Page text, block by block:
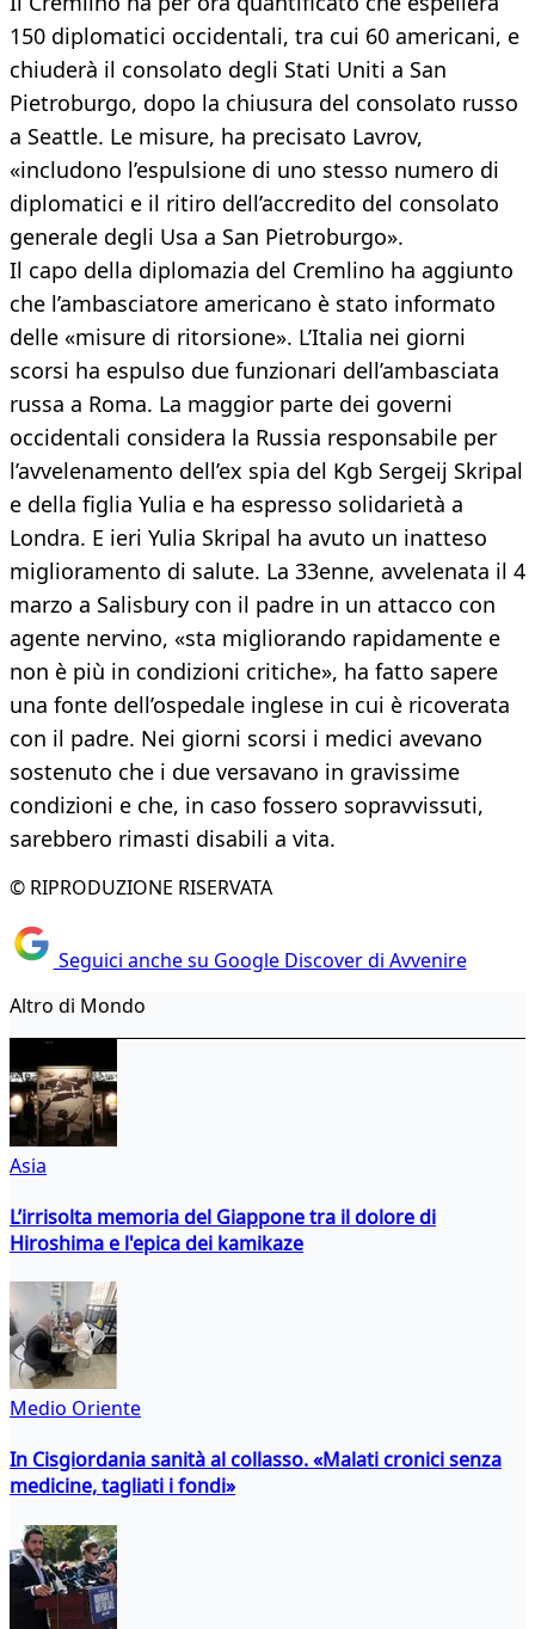
150 diplomatici occidentali, tra cui 60 americani, e
chiuderà il consolato degli Stati Uniti a San
Pietroburgo, dopo la chiusura del consolato russo
a Seattle. Le misure, ha precisato Lavrov,
«includono l’espulsione di uno stesso numero di
diplomatici e il ritiro dell’accredito del consolato
generale degli Usa a San Pietroburgo».
Il capo della diplomazia del Cremlino ha aggiunto
che l’ambasciatore americano è stato informato
delle «misure di ritorsione». L’Italia nei giorni
scorsi ha espulso due funzionari dell’ambasciata
russa a Roma. La maggior parte dei governi
occidentali considera la Russia responsabile per
l’avvelenamento dell’ex spia del Kgb Sergeij Skripal
e della figlia Yulia e ha espresso solidarietà a
Londra. E ieri Yulia Skripal ha avuto un inatteso
miglioramento di salute. La 33enne, avvelenata il 4
marzo a Salisbury con il padre in un attacco con
agente nervino, «sta migliorando rapidamente e
non è più in condizioni critiche», ha fatto sapere
una fonte dell’ospedale inglese in cui è ricoverata
con il padre. Nei giorni scorsi i medici avevano
sostenuto che i due versavano in gravissime
condizioni e che, in caso fossero sopravvissuti,
sarebbero rimasti disabili a vita.
© RIPRODUZIONE RISERVATA
Seguici anche su Google Discover di Avvenire
Altro di Mondo
Asia
L’irrisolta memoria del Giappone tra il dolore di
Hiroshima e l'epica dei kamikaze
Medio Oriente
In Cisgiordania sanità al collasso. «Malati cronici senza
medicine, tagliati i fondi»